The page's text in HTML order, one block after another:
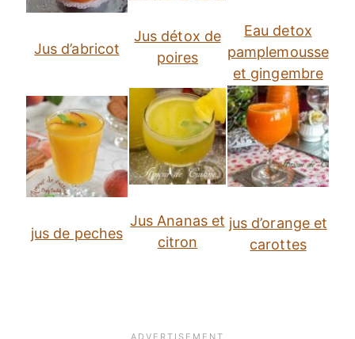
Jus d’abricot
Jus détox de
poires
Eau detox
pamplemousse
et gingembre
jus de peches
Jus Ananas et
citron
jus d’orange et
carottes